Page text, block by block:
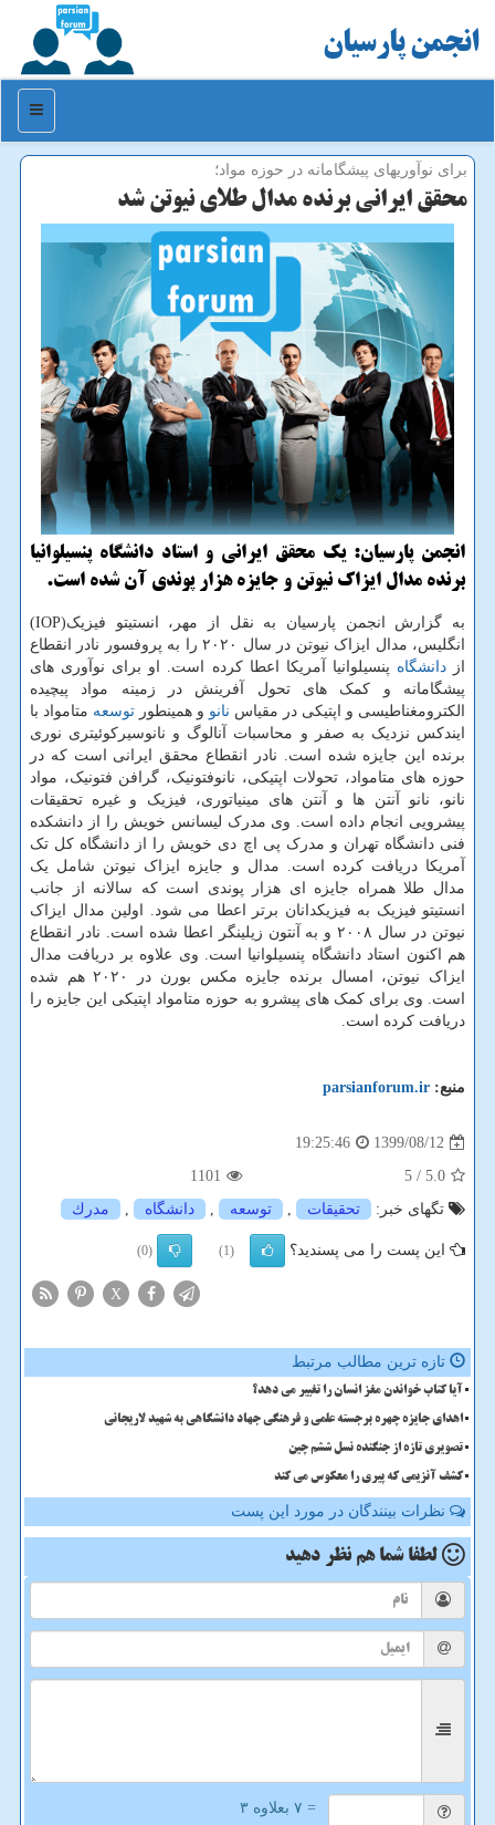
انجمن پارسیان
منو
برای نوآوریهای پیشگامانه در حوزه مواد؛
محقق ایرانی برنده مدال طلای نیوتن شد
انجمن پارسیان: یك محقق ایرانی و استاد دانشگاه پنسیلوانیا
برنده مدال ایزاك نیوتن و جایزه هزار پوندی آن شده است.
به گزارش انجمن پارسیان به نقل از مهر، انستیتو فیزیک(IOP)
انگلیس، مدال ایزاک نیوتن در سال ۲۰۲۰ را به پروفسور نادر انقطاع
ازدانشگاه پنسیلوانیا آمریکا اعطا کرده است. او برای نوآوری های
پیشگامانه و کمک های تحول آفرینش در زمینه مواد پیچیده
الکترومغناطیسی و اپتیکی در مقیاس نانو و همینطور توسعه متامواد با
ایندکس نزدیک به صفر و محاسبات آنالوگ و نانوسیرکوئیتری نوری
برنده این جایزه شده است. نادر انقطاع محقق ایرانی است که در
حوزه های متامواد، تحولات اپتیکی، نانوفتونیک، گرافن فتونیک، مواد
نانو، نانو آنتن ها و آنتن های مینیاتوری، فیزیک و غیره تحقیقات
پیشرویی انجام داده است. وی مدرک لیسانس خویش را از دانشکده
فنی دانشگاه تهران و مدرک پی اچ دی خویش را از دانشگاه کل تک
آمریکا دریافت کرده است. مدال و جایزه ایزاک نیوتن شامل یک
مدال طلا همراه جایزه ای هزار پوندی است که سالانه از جانب
انستیتو فیزیک به فیزیکدانان برتر اعطا می شود. اولین مدال ایزاک
نیوتن در سال ۲۰۰۸ و به آنتون زیلینگر اعطا شده است. نادر انقطاع
هم اکنون استاد دانشگاه پنسیلوانیا است. وی علاوه بر دریافت مدال
ایزاک نیوتن، امسال برنده جایزه مکس بورن در ۲۰۲۰ هم شده
است. وی برای کمک های پیشرو به حوزه متامواد اپتیکی این جایزه را
دریافت کرده است.
منبع: parsianforum.ir
1399/08/12
19:25:46
5.0
/ 5
1101
تگهای خبر:
تحقیقات , توسعه , دانشگاه , مدرك
این پست را می پسندید؟ (1)
(0)
X
تازه ترین مطالب مرتبط
آیا کتاب خواندن مغز انسان را تغییر می دهد؟
اهدای جایزه چهره برجسته علمی و فرهنگی جهاد دانشگاهی به شهید لاریجانی
تصویری تازه از جنگنده نسل ششم چین
کشف آنزیمی که پیری را معکوس می کند
نظرات بینندگان در مورد این پست
لطفا شما هم نظر دهید
= ۷ بعلاوه ۳